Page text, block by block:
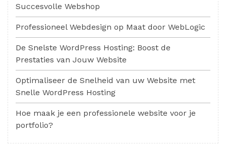
Succesvolle Webshop
Professioneel Webdesign op Maat door WebLogic
De Snelste WordPress Hosting: Boost de
Prestaties van Jouw Website
Optimaliseer de Snelheid van uw Website met
Snelle WordPress Hosting
Hoe maak je een professionele website voor je
portfolio?